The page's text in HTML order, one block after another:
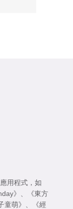
用程式，如
》
《東方
童萌》
《經